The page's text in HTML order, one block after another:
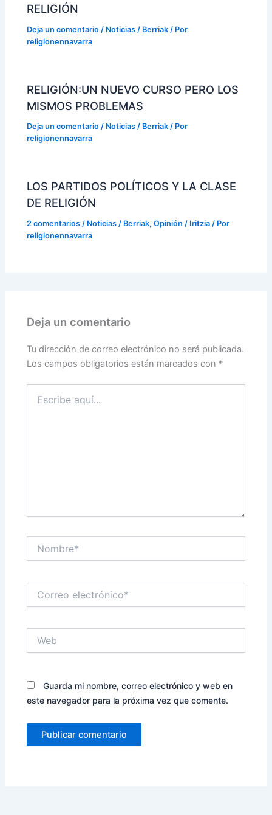
RELIGIÓN
Deja un comentario / Noticias / Berriak / Por
religionennavarra
RELIGIÓN:UN NUEVO CURSO PERO LOS
MISMOS PROBLEMAS
Deja un comentario / Noticias / Berriak / Por
religionennavarra
LOS PARTIDOS POLÍTICOS Y LA CLASE
DE RELIGIÓN
2 comentarios / Noticias / Berriak,Opinión / Iritzia / Por
religionennavarra
Deja un comentario
Tu dirección de correo electrónico no será publicada.
Los campos obligatorios están marcados con *
aquí...
electrónico*
Guarda mi nombre, correo electrónico y web en
este navegador para la próxima vez que comente.